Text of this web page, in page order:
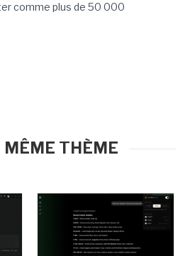
comme plus de 50 000
MÊME THÈME